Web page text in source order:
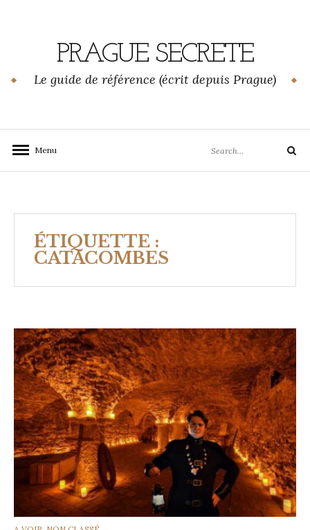
PRAGUE SECRETE
Le guide de référence (écrit depuis Prague)
Menu
for:
Search
ÉTIQUETTE :
CATACOMBES